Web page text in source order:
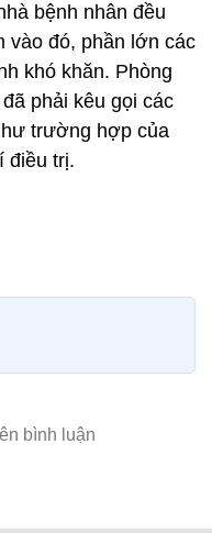
bệnh nhân đều
vào đó, phần lớn các
khó khăn. Phòng
phải kêu gọi các
trường hợp của
điều trị.